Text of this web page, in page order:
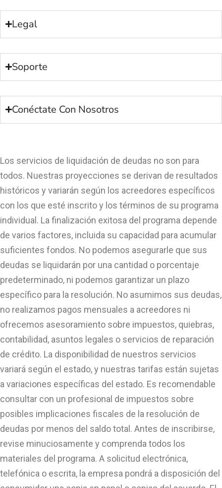
Legal
Soporte
Conéctate Con Nosotros
Los servicios de liquidación de deudas no son para
todos. Nuestras proyecciones se derivan de resultados
históricos y variarán según los acreedores específicos
con los que esté inscrito y los términos de su programa
individual. La finalización exitosa del programa depende
de varios factores, incluida su capacidad para acumular
suficientes fondos. No podemos asegurarle que sus
deudas se liquidarán por una cantidad o porcentaje
predeterminado, ni podemos garantizar un plazo
específico para la resolución. No asumimos sus deudas,
no realizamos pagos mensuales a acreedores ni
ofrecemos asesoramiento sobre impuestos, quiebras,
contabilidad, asuntos legales o servicios de reparación
de crédito. La disponibilidad de nuestros servicios
variará según el estado, y nuestras tarifas están sujetas
a variaciones específicas del estado. Es recomendable
consultar con un profesional de impuestos sobre
posibles implicaciones fiscales de la resolución de
deudas por menos del saldo total. Antes de inscribirse,
revise minuciosamente y comprenda todos los
materiales del programa. A solicitud electrónica,
telefónica o escrita, la empresa pondrá a disposición del